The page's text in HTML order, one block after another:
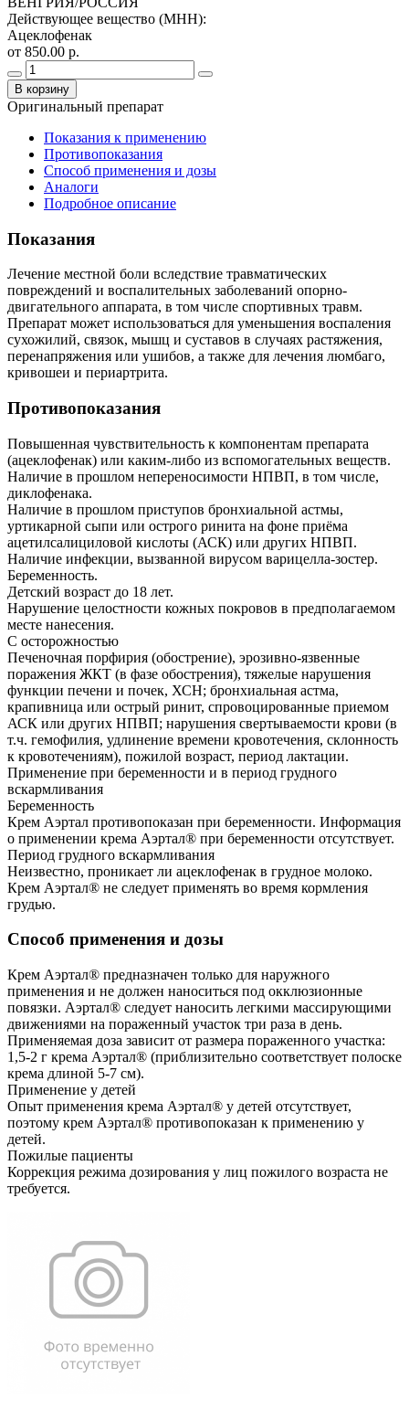
Действующее вещество (МНН):
Ацеклофенак
от 850.00 р.
В корзину
Оригинальный препарат
Показания к применению
Противопоказания
Способ применения и дозы
Аналоги
Подробное описание
Показания
Лечение местной боли вследствие травматических
повреждений и воспалительных заболеваний опорно-
двигательного аппарата, в том числе спортивных травм.
Препарат может использоваться для уменьшения воспаления
сухожилий, связок, мышц и суставов в случаях растяжения,
перенапряжения или ушибов, а также для лечения люмбаго,
кривошеи и периартрита.
Противопоказания
Повышенная чувствительность к компонентам препарата
(ацеклофенак) или каким-либо из вспомогательных веществ.
Наличие в прошлом непереносимости НПВП, в том числе,
диклофенака.
Наличие в прошлом приступов бронхиальной астмы,
уртикарной сыпи или острого ринита на фоне приёма
ацетилсалициловой кислоты (АСК) или других НПВП.
Наличие инфекции, вызванной вирусом варицелла-зостер.
Беременность.
Детский возраст до 18 лет.
Нарушение целостности кожных покровов в предполагаемом
месте нанесения.
С осторожностью
Печеночная порфирия (обострение), эрозивно-язвенные
поражения ЖКТ (в фазе обострения), тяжелые нарушения
функции печени и почек, ХСН; бронхиальная астма,
крапивница или острый ринит, спровоцированные приемом
АСК или других НПВП; нарушения свертываемости крови (в
т.ч. гемофилия, удлинение времени кровотечения, склонность
к кровотечениям), пожилой возраст, период лактации.
Применение при беременности и в период грудного
вскармливания
Беременность
Крем Аэртал противопоказан при беременности. Информация
о применении крема Аэртал® при беременности отсутствует.
Период грудного вскармливания
Неизвестно, проникает ли ацеклофенак в грудное молоко.
Крем Аэртал® не следует применять во время кормления
грудью.
Способ применения и дозы
Крем Аэртал® предназначен только для наружного
применения и не должен наноситься под окклюзионные
повязки. Аэртал® следует наносить легкими массирующими
движениями на пораженный участок три раза в день.
Применяемая доза зависит от размера пораженного участка:
1,5-2 г крема Аэртал® (приблизительно соответствует полоске
крема длиной 5-7 см).
Применение у детей
Опыт применения крема Аэртал® у детей отсутствует,
поэтому крем Аэртал® противопоказан к применению у
детей.
Пожилые пациенты
Коррекция режима дозирования у лиц пожилого возраста не
требуется.